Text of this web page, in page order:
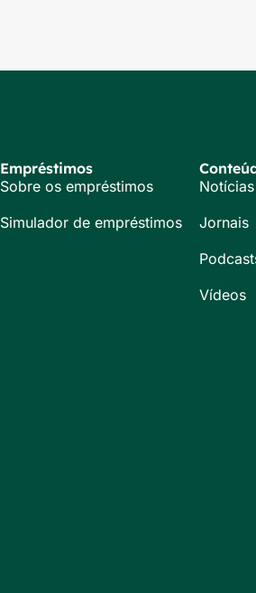
Empréstimos
Sobre os empréstimos
Simulador de empréstimos
Notícias
Jornais
Vídeos